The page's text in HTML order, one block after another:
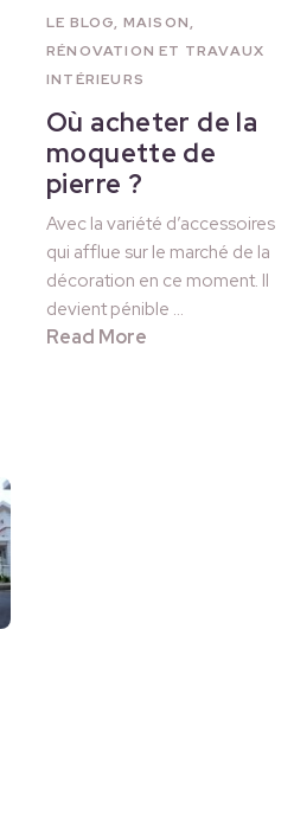
LE BLOG, MAISON,
RÉNOVATION ET TRAVAUX
INTÉRIEURS
Où acheter de la
moquette de
pierre ?
Avec la variété d’accessoires
qui afflue sur le marché de la
décoration en ce moment. Il
devient pénible …
Read More